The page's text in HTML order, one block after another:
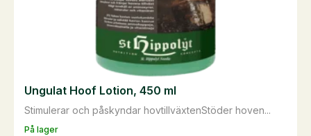
På lager
Stimulerar och påskyndar hovtillväxtenStöder hoven...
Ungulat Hoof Lotion, 450 ml